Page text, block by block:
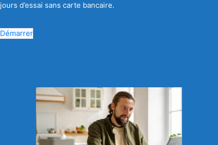
jours d’essai sans carte bancaire.
Démarrer